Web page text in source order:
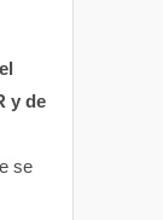
y de
se